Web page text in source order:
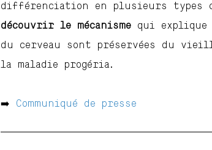
différenciation en plusieurs types
découvrir le mécanisme qui explique
du cerveau sont préservées du
la maladie progéria.
➡️ Communiqué de presse